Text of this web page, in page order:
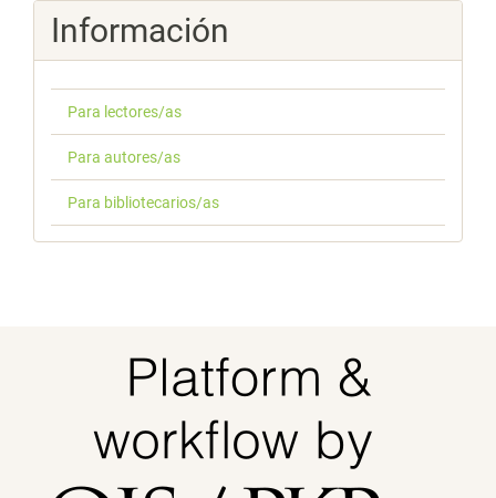
Información
Para lectores/as
Para autores/as
Para bibliotecarios/as